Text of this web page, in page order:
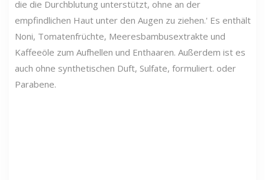
die die Durchblutung unterstützt, ohne an der
empfindlichen Haut unter den Augen zu ziehen.' Es enthält
Noni, Tomatenfrüchte, Meeresbambusextrakte und
Kaffeeöle zum Aufhellen und Enthaaren. Außerdem ist es
auch ohne synthetischen Duft, Sulfate, formuliert. oder
Parabene.